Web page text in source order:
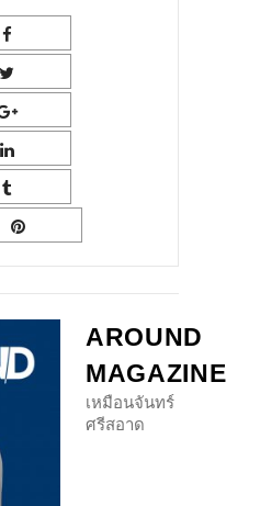
AROUND
MAGAZINE
เหมือนจันทร์
ศรีสอาด